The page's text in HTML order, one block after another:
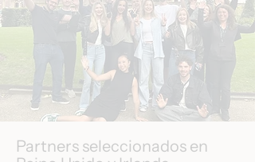
Partners seleccionados en